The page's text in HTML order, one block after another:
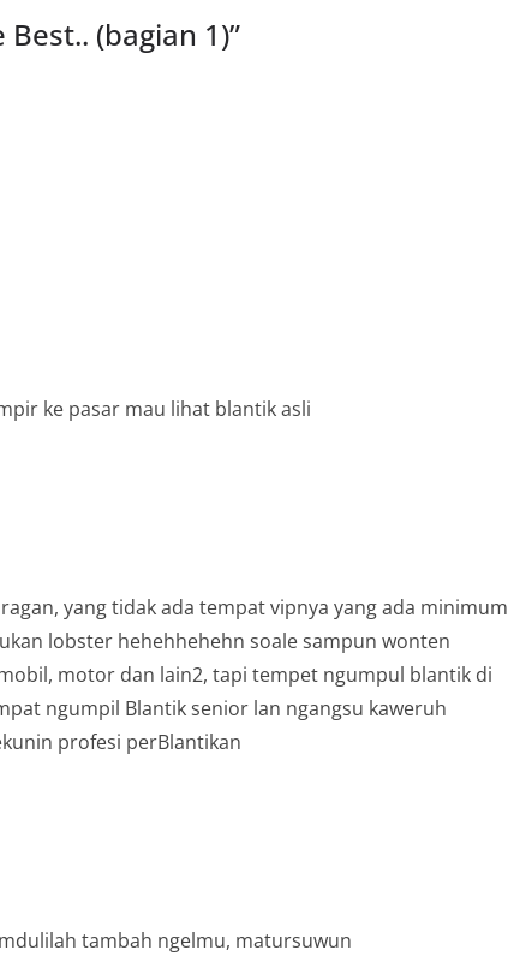
Best.. (bagian 1)”
ke pasar mau lihat blantik asli
yang tidak ada tempat vipnya yang ada minimum
lobster hehehhehehn soale sampun wonten
motor dan lain2, tapi tempet ngumpul blantik di
ngumpil Blantik senior lan ngangsu kaweruh
profesi perBlantikan
tambah ngelmu, matursuwun